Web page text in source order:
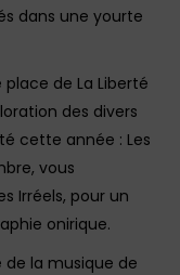
dans une yourte
de La Liberté
des divers
cette année : Les
vous
Irréels, pour un
onirique.
la musique de